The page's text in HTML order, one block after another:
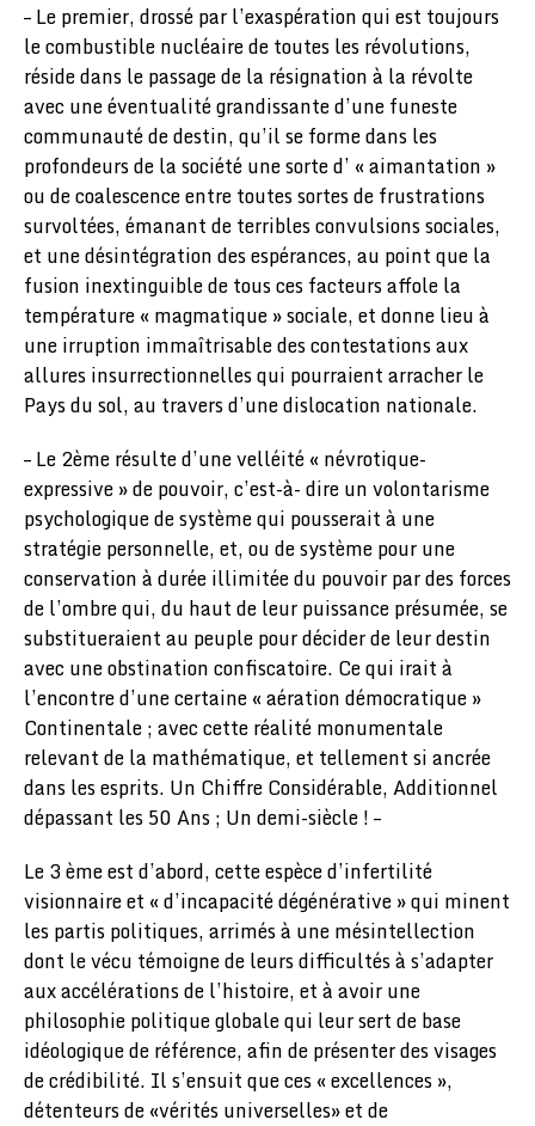
– Le premier, drossé par l’exaspération qui est toujours
le combustible nucléaire de toutes les révolutions,
réside dans le passage de la résignation à la révolte
avec une éventualité grandissante d’une funeste
communauté de destin, qu’il se forme dans les
profondeurs de la société une sorte d’ « aimantation »
ou de coalescence entre toutes sortes de frustrations
survoltées, émanant de terribles convulsions sociales,
et une désintégration des espérances, au point que la
fusion inextinguible de tous ces facteurs affole la
température « magmatique » sociale, et donne lieu à
une irruption immaîtrisable des contestations aux
allures insurrectionnelles qui pourraient arracher le
Pays du sol, au travers d’une dislocation nationale.
– Le 2ème résulte d’une velléité « névrotique-
expressive » de pouvoir, c’est-à- dire un volontarisme
psychologique de système qui pousserait à une
stratégie personnelle, et, ou de système pour une
conservation à durée illimitée du pouvoir par des forces
de l’ombre qui, du haut de leur puissance présumée, se
substitueraient au peuple pour décider de leur destin
avec une obstination confiscatoire. Ce qui irait à
l’encontre d’une certaine « aération démocratique »
Continentale ; avec cette réalité monumentale
relevant de la mathématique, et tellement si ancrée
dans les esprits. Un Chiffre Considérable, Additionnel
dépassant les 50 Ans ; Un demi-siècle ! –
Le 3 ème est d’abord, cette espèce d’infertilité
visionnaire et « d’incapacité dégénérative » qui minent
les partis politiques, arrimés à une mésintellection
dont le vécu témoigne de leurs difficultés à s’adapter
aux accélérations de l’histoire, et à avoir une
philosophie politique globale qui leur sert de base
idéologique de référence, afin de présenter des visages
de crédibilité. Il s’ensuit que ces « excellences »,
détenteurs de «vérités universelles» et de